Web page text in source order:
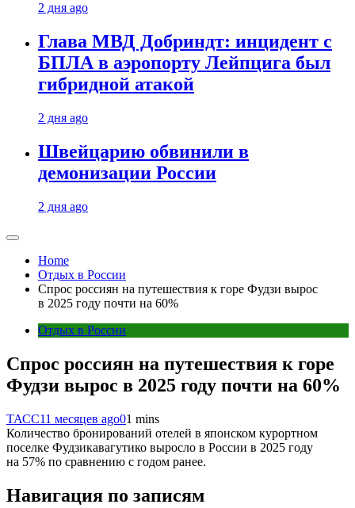
2 дня ago
Глава МВД Добриндт: инцидент с
БПЛА в аэропорту Лейпцига был
гибридной атакой
2 дня ago
Швейцарию обвинили в
демонизации России
2 дня ago
Home
Отдых в России
Спрос россиян на путешествия к горе Фудзи вырос
в 2025 году почти на 60%
Отдых в России
Спрос россиян на путешествия к горе
Фудзи вырос в 2025 году почти на 60%
ТАСС11 месяцев ago01 mins
Количество бронирований отелей в японском курортном
поселке Фудзикавагутико выросло в России в 2025 году
на 57% по сравнению с годом ранее.
Навигация по записям